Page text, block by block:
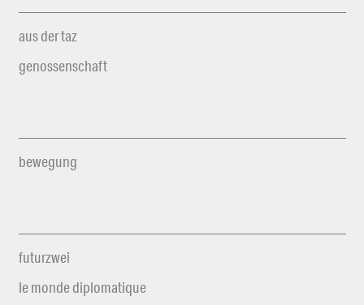
aus der taz
genossenschaft
bewegung
futurzwei
le monde diplomatique